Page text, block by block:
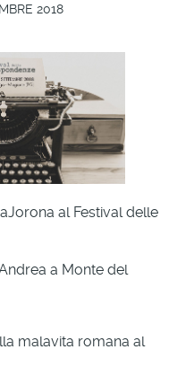
2018
al Festival delle
a Monte del
malavita romana al